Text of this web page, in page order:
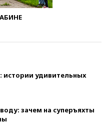
истории удивительных
зачем на суперъяхты